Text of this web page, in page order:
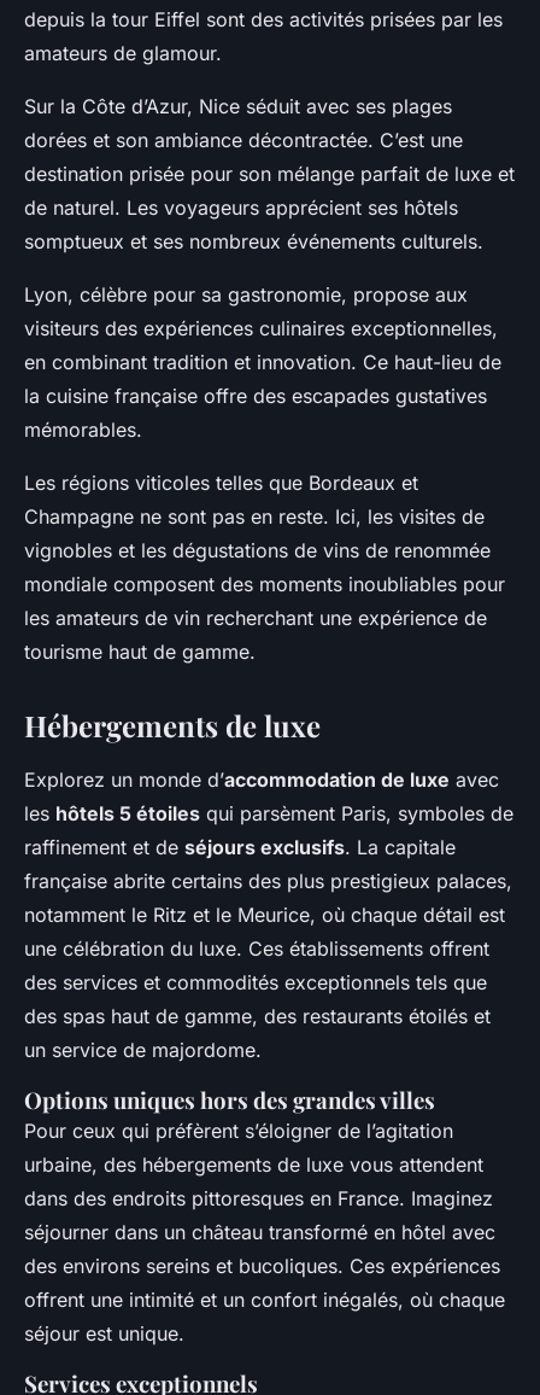
depuis la tour Eiffel sont des activités prisées par les
amateurs de glamour.
Sur la Côte d’Azur, Nice séduit avec ses plages
dorées et son ambiance décontractée. C’est une
destination prisée pour son mélange parfait de luxe et
de naturel. Les voyageurs apprécient ses hôtels
somptueux et ses nombreux événements culturels.
Lyon, célèbre pour sa gastronomie, propose aux
visiteurs des expériences culinaires exceptionnelles,
en combinant tradition et innovation. Ce haut-lieu de
la cuisine française offre des escapades gustatives
mémorables.
Les régions viticoles telles que Bordeaux et
Champagne ne sont pas en reste. Ici, les visites de
vignobles et les dégustations de vins de renommée
mondiale composent des moments inoubliables pour
les amateurs de vin recherchant une expérience de
tourisme haut de gamme.
Hébergements de luxe
Explorez un monde d’accommodation de luxe avec
les hôtels 5 étoiles qui parsèment Paris, symboles de
raffinement et de séjours exclusifs. La capitale
française abrite certains des plus prestigieux palaces,
notamment le Ritz et le Meurice, où chaque détail est
une célébration du luxe. Ces établissements offrent
des services et commodités exceptionnels tels que
des spas haut de gamme, des restaurants étoilés et
un service de majordome.
Options uniques hors des grandes villes
Pour ceux qui préfèrent s’éloigner de l’agitation
urbaine, des hébergements de luxe vous attendent
dans des endroits pittoresques en France. Imaginez
séjourner dans un château transformé en hôtel avec
des environs sereins et bucoliques. Ces expériences
offrent une intimité et un confort inégalés, où chaque
séjour est unique.
Services exceptionnels